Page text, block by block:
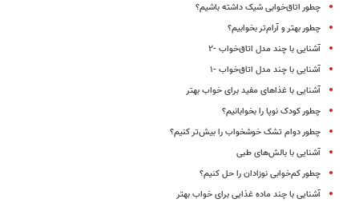
چطور اتاق‌خوابی شیک داشته باشیم؟
چطور بهتر و آرام‌تر بخوابیم؟
آشنایی با چند مدل اتاق‌خواب‌ -۲
آشنایی با چند مدل اتاق‌خواب‌ -۱
آشنایی با غذاهای مفید برای خواب بهتر
چطور کودک نوپا را بخوابانیم؟
چطور دوام تشک خوشخواب را بیش‌تر کنیم؟
آشنایی با بالش‌های طبی
چطور کم‌خوابی نوزادان را حل کنیم؟
آشنایی با چند ماده غذایی برای خواب بهتر